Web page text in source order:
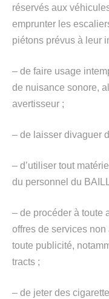
réservés aux
emprunter les
piétons prévus à leur
– de faire usage
de nuisance sonore,
avertisseur ;
– de laisser divaguer
– d’utiliser tout
du personnel du
– de procéder à toute
offres de services non
toute publicité,
tracts ;
– de jeter des